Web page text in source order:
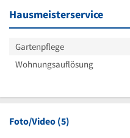
Hausmeisterservice
Gartenpflege
Wohnungsauflösung
Foto/Video (5)